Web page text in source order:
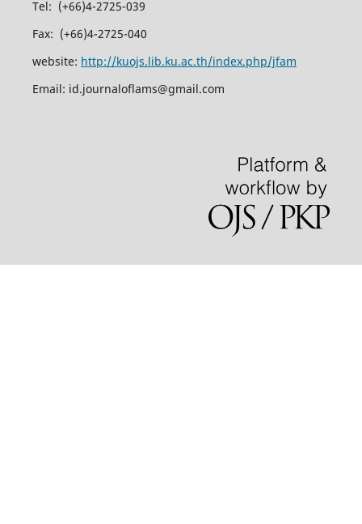
Tel: (+66)4-2725-039
Fax: (+66)4-2725-040
website: http://kuojs.lib.ku.ac.th/index.php/jfam
Email: id.journaloflams@gmail.com